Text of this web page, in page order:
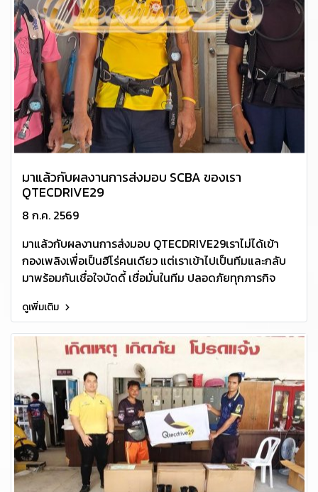
มาแล้วกับผลงานการส่งมอบ SCBA ของเรา
QTECDRIVE29
8 ก.ค. 2569
มาแล้วกับผลงานการส่งมอบ QTECDRIVE29เราไม่ได้เข้า
กองเพลิงเพื่อเป็นฮีโร่คนเดียว แต่เราเข้าไปเป็นทีมและกลับ
มาพร้อมกันเชื่อใจบัดดี้ เชื่อมั่นในทีม ปลอดภัยทุกภารกิจ
ดูเพิ่มเติม